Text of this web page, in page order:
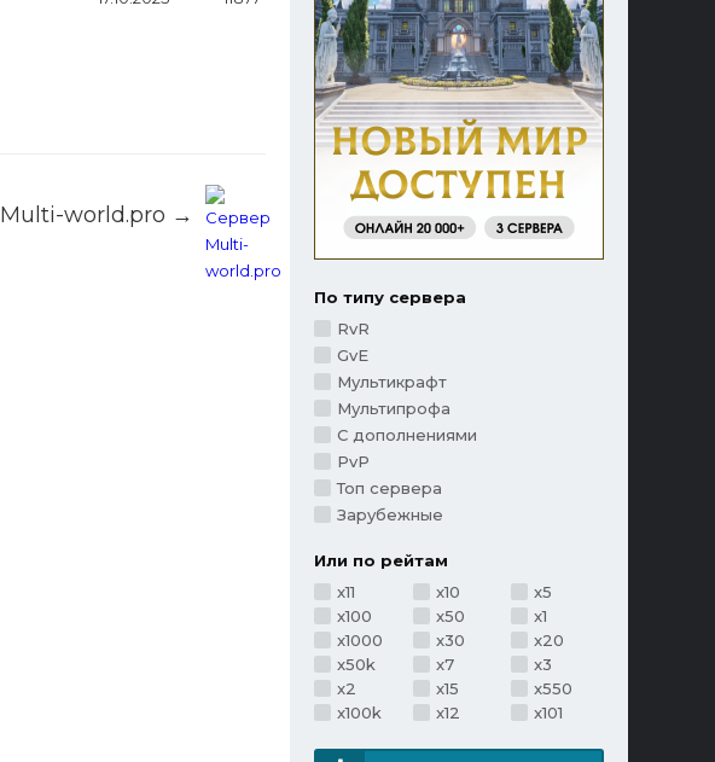
Multi-world.pro →
По типу сервера
RvR
GvE
Мультикрафт
Мультипрофа
С дополнениями
PvP
Топ сервера
Зарубежные
Или по рейтам
x11
x10
x5
x100
x50
x1
x1000
x30
x20
x50k
x7
x3
x2
x15
x550
x100k
x12 x101